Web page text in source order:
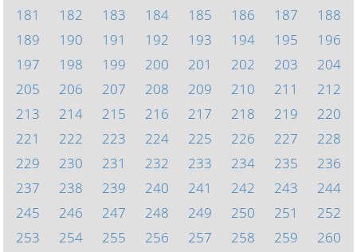
181
182 183 184 185 186 187
188
189
190 191 192 193 194 195
196
197
198 199 200 201 202 203
204
205
206 207 208 209 210 211
212
213
214 215 216 217 218 219
220
221
222 223 224 225 226 227
228
229
230 231 232 233 234 235
236
237
238 239 240 241 242 243
244
245
246 247 248 249 250 251
252
253
254 255 256 257 258 259
260